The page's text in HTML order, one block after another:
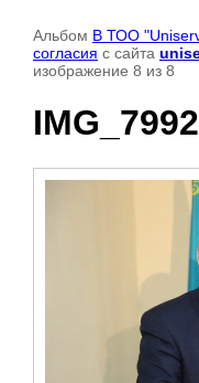
Альбом В ТОО
согласия с сайта
изображение 8 из 8
IMG_7992